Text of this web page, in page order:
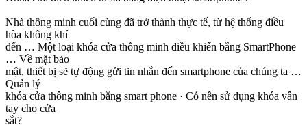
Nhà thông minh cuối cùng đã trở thành thực tế, từ hệ thống điều
hòa không khí
đến … Một loại khóa cửa thông minh điều khiển bằng SmartPhone
… Về mặt bảo
mật, thiết bị sẽ tự động gửi tin nhắn đến smartphone của chúng ta …
Quản lý
khóa cửa thông minh bằng smart phone · Có nên sử dụng khóa vân
tay cho cửa
sắt?